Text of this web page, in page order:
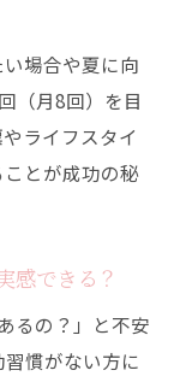
場合や夏に向
（月8回）を目
ライフスタイ
とが成功の秘
感できる？
るの？」と不安
慣がない方に